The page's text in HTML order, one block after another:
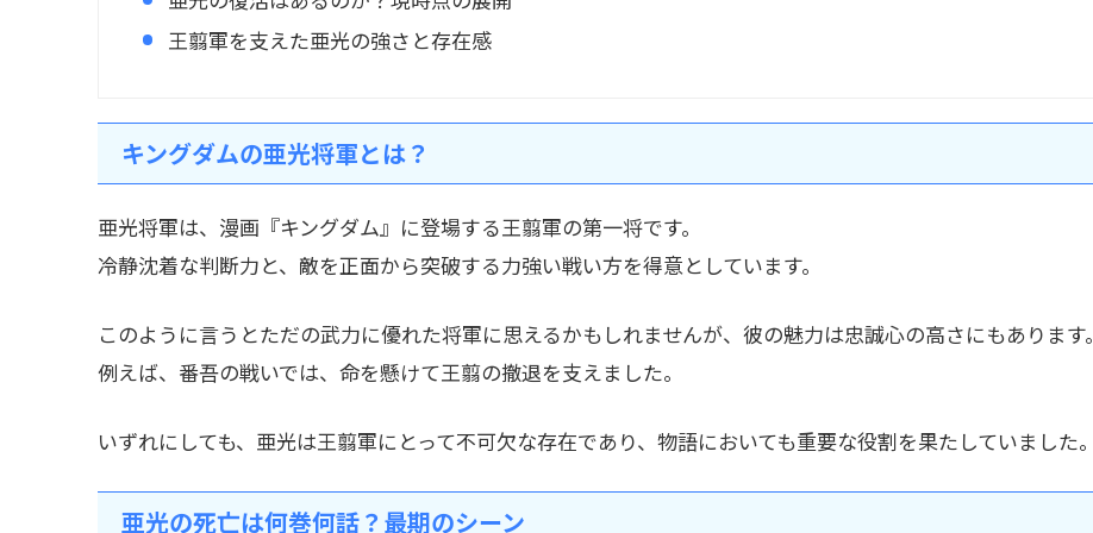
王翦軍を支えた亜光の強さと存在感
キングダムの亜光将軍とは？
亜光将軍は、漫画『キングダム』に登場する王翦軍の第一将です。
冷静沈着な判断力と、敵を正面から突破する力強い戦い方を得意としています。
このように言うとただの武力に優れた将軍に思えるかもしれませんが、彼の魅力は忠誠心の高さにもあります。
例えば、番吾の戦いでは、命を懸けて王翦の撤退を支えました。
いずれにしても、亜光は王翦軍にとって不可欠な存在であり、物語においても重要な役割を果たしていました。
亜光の死亡は何巻何話？最期のシーン